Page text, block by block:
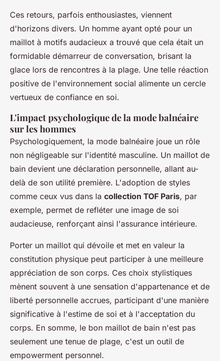
Ces retours, parfois enthousiastes, viennent
d'horizons divers. Un homme ayant opté pour un
maillot à motifs audacieux a trouvé que cela était un
formidable démarreur de conversation, brisant la
glace lors de rencontres à la plage. Une telle réaction
positive de l'environnement social alimente un cercle
vertueux de confiance en soi.
L'impact psychologique de la mode balnéaire
sur les hommes
Psychologiquement, la mode balnéaire joue un rôle
non négligeable sur l'identité masculine. Un maillot de
bain devient une déclaration personnelle, allant au-
delà de son utilité première. L'adoption de styles
comme ceux vus dans la collection TOF Paris, par
exemple, permet de refléter une image de soi
audacieuse, renforçant ainsi l'assurance intérieure.
Porter un maillot qui dévoile et met en valeur la
constitution physique peut participer à une meilleure
appréciation de son corps. Ces choix stylistiques
mènent souvent à une sensation d'appartenance et de
liberté personnelle accrues, participant d'une manière
significative à l'estime de soi et à l'acceptation du
corps. En somme, le bon maillot de bain n'est pas
seulement une tenue de plage, c'est un outil de
empowerment personnel.